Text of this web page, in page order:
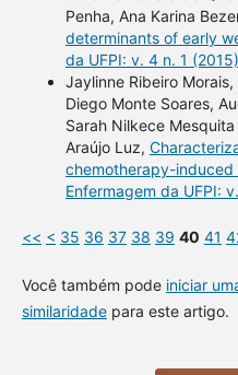
Penha, Ana Karina
determinants of early
da UFPI: v. 4 n. 1
Jaylinne Ribeiro
Diego Monte Soares,
Sarah Nilkece
Araújo Luz,
chemotherapy-induced
Enfermagem da UFPI:
<< < 35 36 37 38 39 40 41
Você também pode iniciar
similaridadepara este artigo.